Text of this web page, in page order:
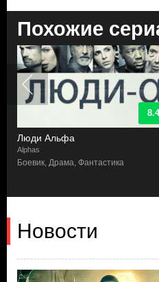
Похожие
8.4
Люди Альфа
Alphas
Боевик, Драма, Фантастика
Новости